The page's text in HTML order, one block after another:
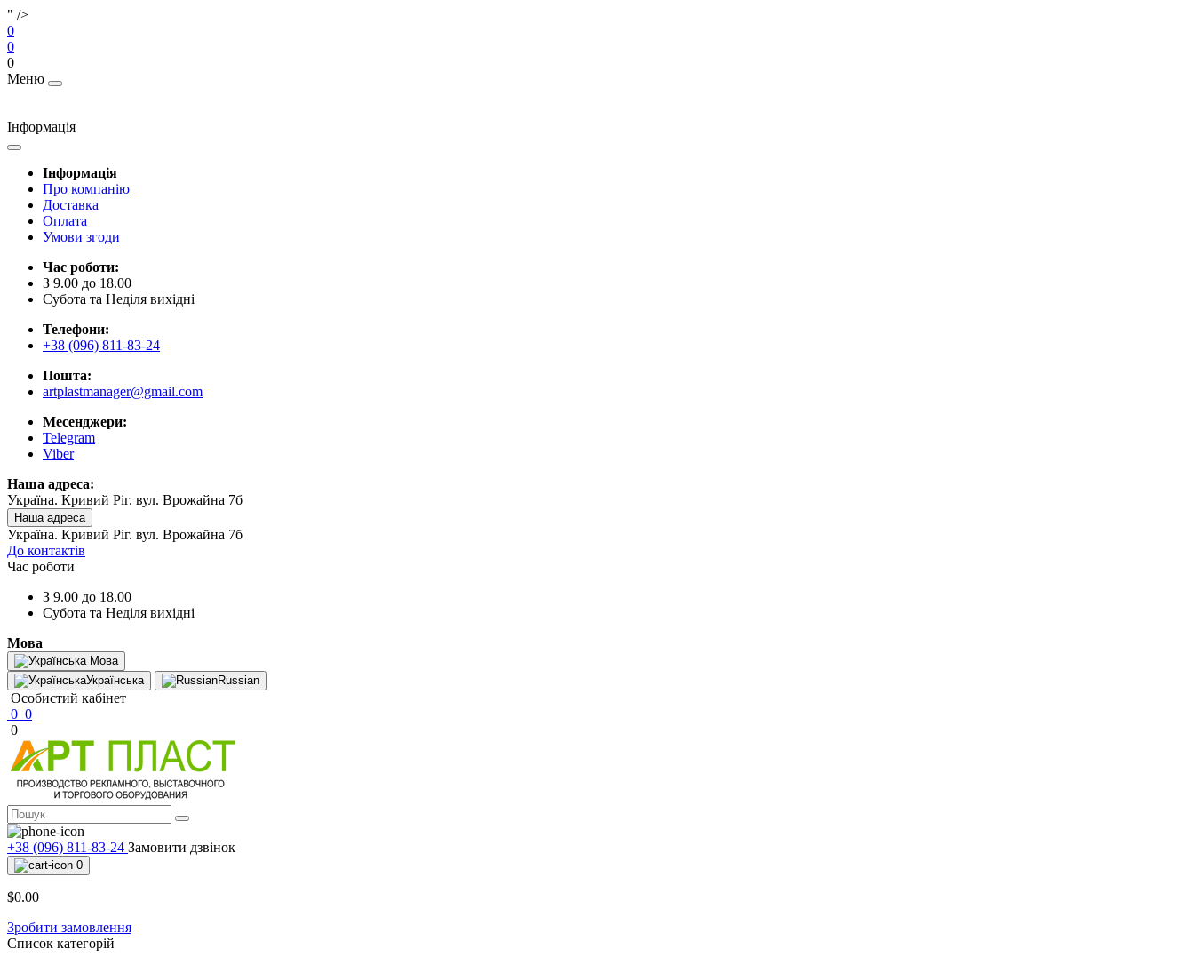
" />
0
0
0
Меню
Інформація
Інформація
Про компанію
Доставка
Оплата
Умови згоди
Час роботи:
З 9.00 до 18.00
Субота та Неділя вихідні
Телефони:
+38 (096) 811-83-24
Пошта:
artplastmanager@gmail.com
Месенджери:
Telegram
Viber
Наша адреса:
Україна. Кривий Ріг. вул. Врожайна 7б
Наша адреса
Україна. Кривий Ріг. вул. Врожайна 7б
До контактів
Час роботи
З 9.00 до 18.00
Субота та Неділя вихідні
Мова
Мова
Українська
Russian
Особистий кабінет
0 0
0
+38 (096) 811-83-24 Замовити дзвінок
0
$0.00
Зробити замовлення
Список категорій